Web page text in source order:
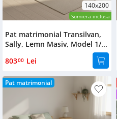
140x200
Somiera inclusa
Pat matrimonial Transilvan,
Sally, Lemn Masiv, Model 1/...
80300 Lei
Pat matrimonial